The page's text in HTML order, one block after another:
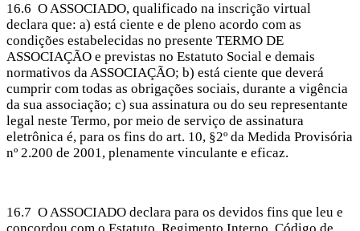
16.6 O ASSOCIADO, qualificado na inscrição virtual
declara que: a) está ciente e de pleno acordo com as
condições estabelecidas no presente TERMO DE
ASSOCIAÇÃO e previstas no Estatuto Social e demais
normativos da ASSOCIAÇÃO; b) está ciente que deverá
cumprir com todas as obrigações sociais, durante a vigência
da sua associação; c) sua assinatura ou do seu representante
legal neste Termo, por meio de serviço de assinatura
eletrônica é, para os fins do art. 10, §2º da Medida Provisória
nº 2.200 de 2001, plenamente vinculante e eficaz.
16.7 O ASSOCIADO declara para os devidos fins que leu e